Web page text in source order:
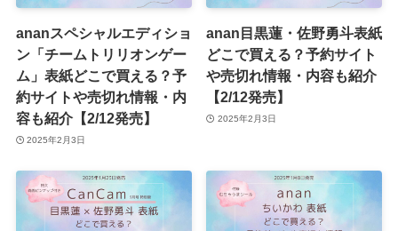
ananスペシャルエディショ
ン「チームトリリオンゲー
ム」表紙どこで買える？予
約サイトや売切れ情報・内
容も紹介【2/12発売】
2025年2月3日
anan目黒蓮・佐野勇斗表紙
どこで買える？予約サイト
や売切れ情報・内容も紹介
【2/12発売】
2025年2月3日